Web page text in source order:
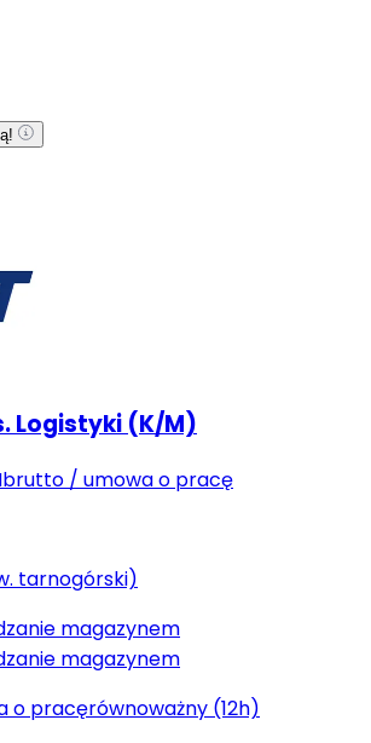
Logistyki (K/M)
brutto / umowa o pracę
tarnogórski)
magazynem
magazynem
o pracęrównoważny (12h)